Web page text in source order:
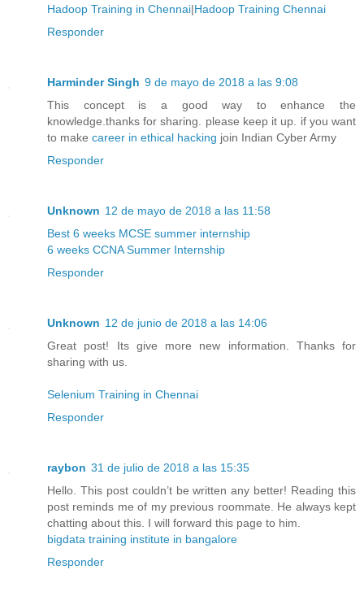
Hadoop Training in Chennai|Hadoop Training Chennai
Responder
Harminder Singh 9 de mayo de 2018 a las 9:08
This concept is a good way to enhance the
knowledge.thanks for sharing. please keep it up. if you want
to make career in ethical hacking join Indian Cyber Army
Responder
Unknown 12 de mayo de 2018 a las 11:58
Best 6 weeks MCSE summer internship
6 weeks CCNA Summer Internship
Responder
Unknown 12 de junio de 2018 a las 14:06
Great post! Its give more new information. Thanks for
sharing with us.
Selenium Training in Chennai
Responder
raybon 31 de julio de 2018 a las 15:35
Hello. This post couldn’t be written any better! Reading this
post reminds me of my previous roommate. He always kept
chatting about this. I will forward this page to him.
bigdata training institute in bangalore
Responder